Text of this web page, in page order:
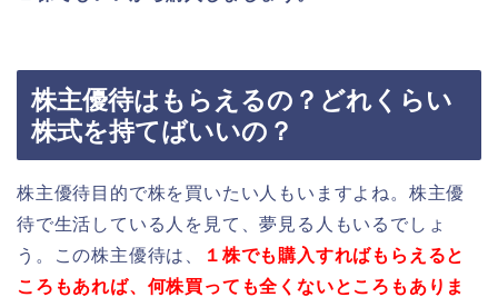
株主優待はもらえるの？どれくらい
株式を持てばいいの？
株主優待目的で株を買いたい人もいますよね。株主優
待で生活している人を見て、夢見る人もいるでしょ
う。この株主優待は、
１株でも購入すればもらえると
ころもあれば、何株買っても全くないところもありま